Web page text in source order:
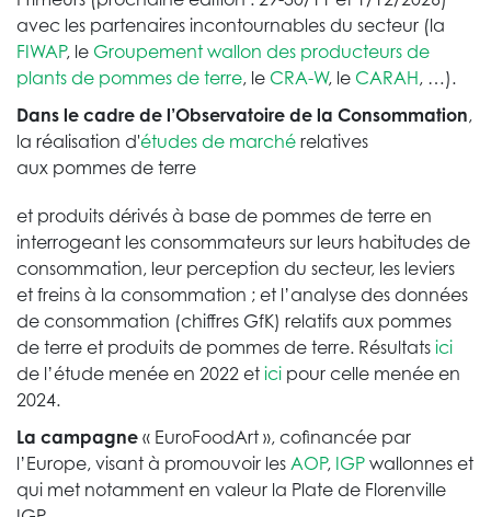
avec les partenaires incontournables du secteur (la
FIWAP, le Groupement wallon des producteurs de
plants de pommes de terre, le CRA-W, le CARAH, …).
Dans le cadre de l’Observatoire de la Consommation,
la réalisation d'études de marché relatives
aux pommes de terre
et produits dérivés à base de pommes de terre en
interrogeant les consommateurs sur leurs habitudes de
consommation, leur perception du secteur, les leviers
et freins à la consommation ; et l’analyse des données
de consommation (chiffres GfK) relatifs aux pommes
de terre et produits de pommes de terre. Résultats ici
de l’étude menée en 2022 et ici pour celle menée en
2024.
La campagne « EuroFoodArt », cofinancée par
l’Europe, visant à promouvoir les AOP, IGP wallonnes et
qui met notamment en valeur la Plate de Florenville